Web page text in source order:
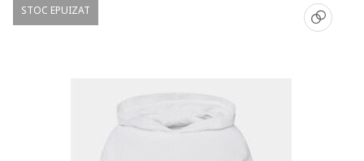
STOC EPUIZAT